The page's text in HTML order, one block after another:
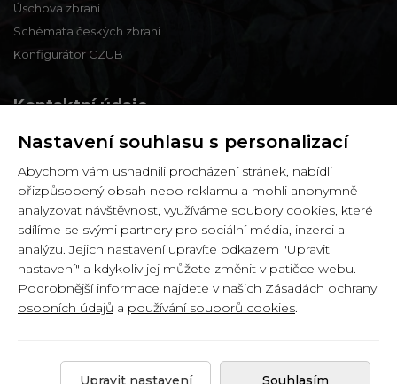
Úschova zbraní
Schémata českých zbraní
Konfigurátor CZUB
Kontaktní údaje
Zbraně a střelivo Karviná
Zámecká 99,
Karviná - Fryštát,
733 01
IČ: 65900634
DIČ: CZ6358030426
Copyright © 2026 byZbranekarvina.cz.
Nastavení souhlasu s personalizací
Abychom vám usnadnili procházení stránek, nabídli
přizpůsobený obsah nebo reklamu a mohli anonymně
analyzovat návštěvnost, využíváme soubory cookies, které
sdílíme se svými partnery pro sociální média, inzerci a
analýzu. Jejich nastavení upravíte odkazem "Upravit
nastavení" a kdykoliv jej můžete změnit v patičce webu.
Podrobnější informace najdete v našich Zásadách ochrany
osobních údajů a používání souborů cookies.
Souhlasím
Upravit nastavení